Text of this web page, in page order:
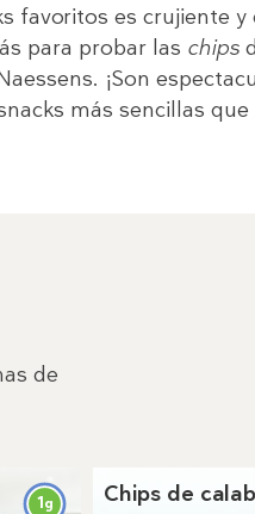
favoritos es crujiente
para probar las chips
¡Son
más sencillas
de
1g Chips de